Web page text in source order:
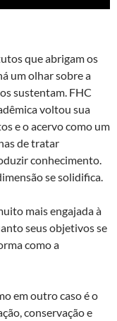
que abrigam os
um olhar sobre a
sustentam. FHC
voltou sua
e o acervo como um
de tratar
conhecimento.
se solidifica.
mais engajada à
seus objetivos se
como a
em outro caso é o
conservação e